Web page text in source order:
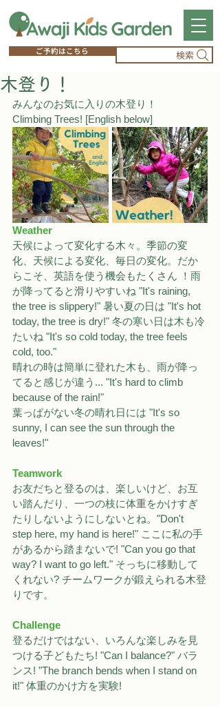
ご予約はこちら 検索
木登り！
みんなのお気に入りの木登り！
Climbing Trees! [English below]
Weather
天候によって変化する木々。季節の変
化、天候による変化、毎日の変化。だか
らこそ、英語を使う機会もたくさん ！雨
が降ってると滑りやすいね "It's raining,
the tree is slippery!" 暑い夏の日は "It's hot
today, the tree is dry!" 冬の寒い日は木も冷
たいね "It's so cold today, the tree feels
cold, too."
晴れの時は簡単に登れた木も、雨が降っ
てると感じが違う... "It's hard to climb
because of the rain!"
葉っぱがない冬の晴れ日には "It's so
sunny, I can see the sun through the
leaves!"
Teamwork
お友だちと登るのは、楽しいけど、お互
い踏んだり、一つの枝に体重をかけすぎ
たりしないようにしないとね。"Don't
step here, my hand is here!" ここに私の手
があるから踏まないで! "Can you go that
way? I want to go left." そっちに移動して
くれない? チームワークが鍛えられる木登
りです。
Challenge
登るだけではない、いろんな楽しみを見
つける子どもたち! "Can I balance?" バラ
ンス! "The branch bends when I stand on
it!" 体重のかけ方を実験!